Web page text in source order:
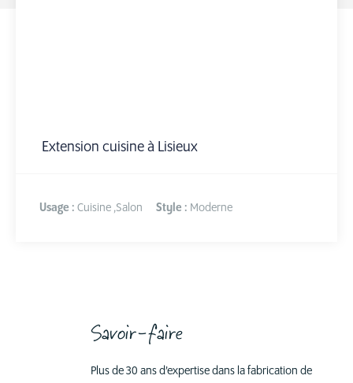
Extension cuisine à Lisieux
Usage : Cuisine ,Salon Style : Moderne
Savoir-faire
Plus de 30 ans d’expertise dans la fabrication de